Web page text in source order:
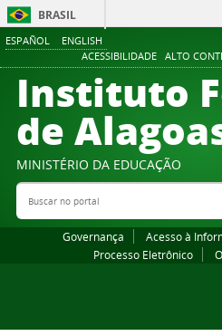
ESPAÑOL ENGLISH
ACESSIBILIDADE ALTO
BRASIL
Instituto
de
MINISTÉRIO DA EDUCAÇÃO
Buscar no portal
Governança Acesso à
Processo Eletrônico